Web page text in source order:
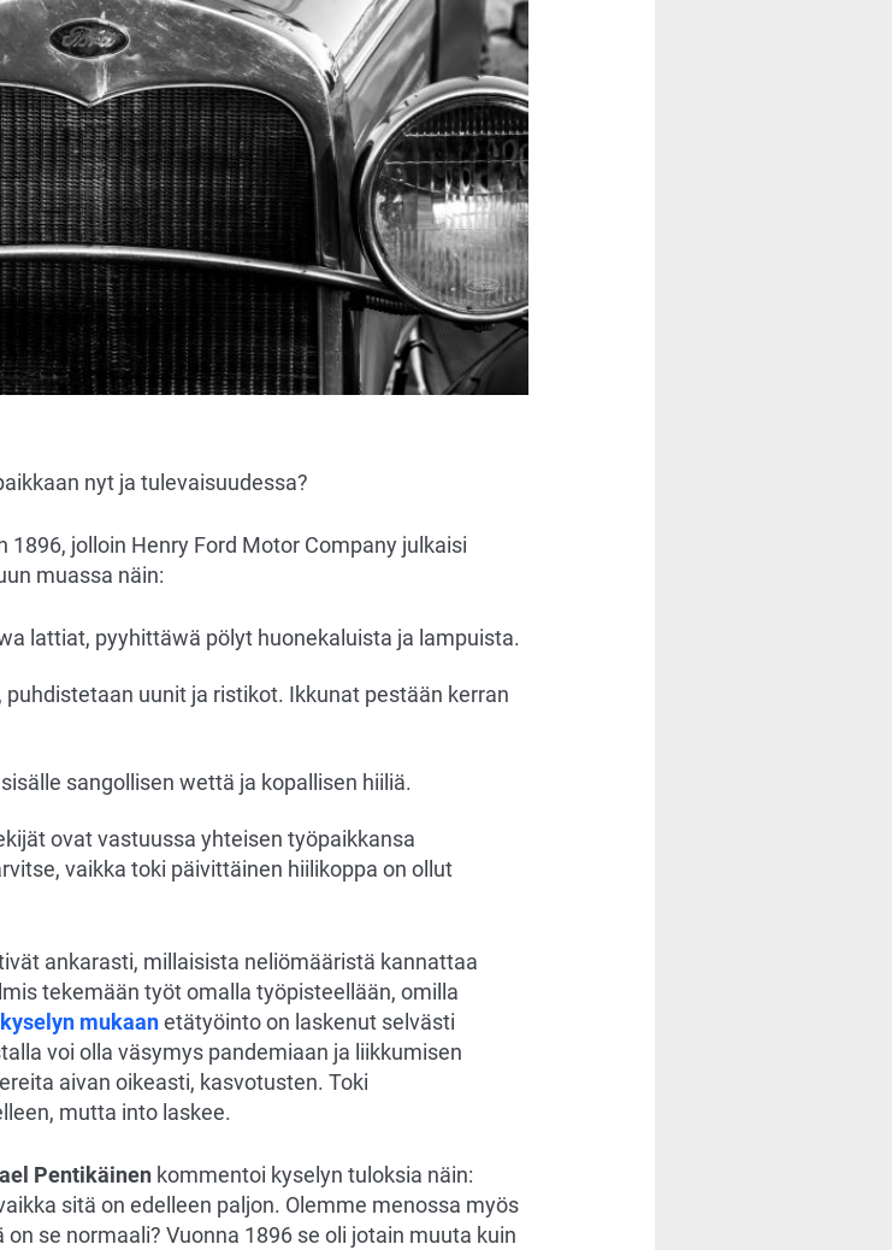
nyt ja tulevaisuudessa?
jolloin Henry Ford Motor Company julkaisi
muassa näin:
lattiat, pyyhittäwä pölyt huonekaluista ja lampuista.
uunit ja ristikot. Ikkunat pestään kerran
sangollisen wettä ja kopallisen hiiliä.
ovat vastuussa yhteisen työpaikkansa
vaikka toki päivittäinen hiilikoppa on ollut
ankarasti, millaisista neliömääristä kannattaa
tekemään työt omalla työpisteellään, omilla
mukaanetätyöinto on laskenut selvästi
voi olla väsymys pandemiaan ja liikkumisen
aivan oikeasti, kasvotusten. Toki
mutta into laskee.
Pentikäinen kommentoi kyselyn tuloksia näin:
sitä on edelleen paljon. Olemme menossa myös
se normaali? Vuonna 1896 se oli jotain muuta kuin